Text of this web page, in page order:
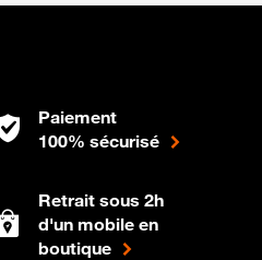
Paiement
100% sécurisé
Retrait sous 2h
d'un mobile en
boutique